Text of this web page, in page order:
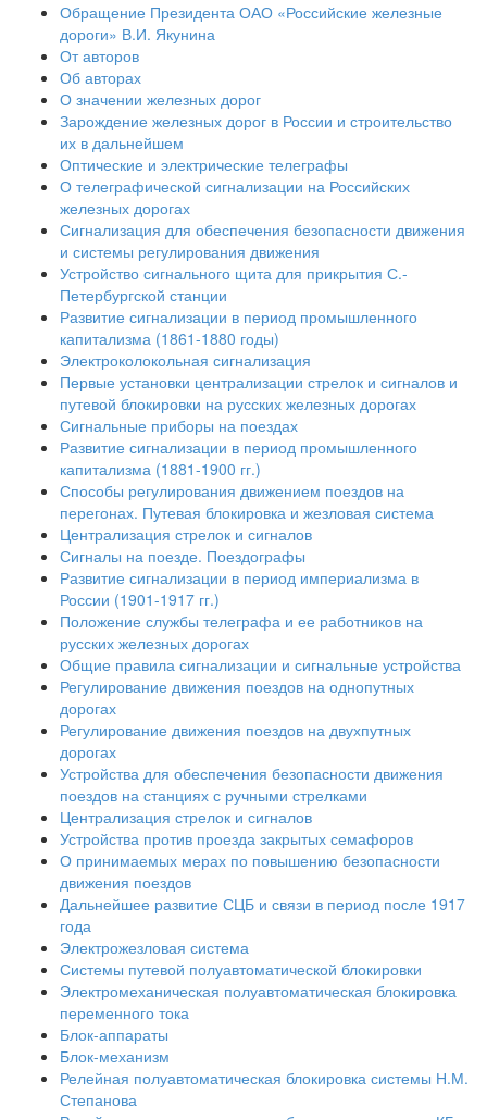
Обращение Президента ОАО «Российские железные
дороги» В.И. Якунина
От авторов
Об авторах
О значении железных дорог
Зарождение железных дорог в России и строительство
их в дальнейшем
Оптические и электрические телеграфы
О телеграфической сигнализации на Российских
железных дорогах
Сигнализация для обеспечения безопасности движения
и системы регулирования движения
Устройство сигнального щита для прикрытия С.-
Петербургской станции
Развитие сигнализации в период промышленного
капитализма (1861-1880 годы)
Электроколокольная сигнализация
Первые установки централизации стрелок и сигналов и
путевой блокировки на русских железных дорогах
Сигнальные приборы на поездах
Развитие сигнализации в период промышленного
капитализма (1881-1900 гг.)
Способы регулирования движением поездов на
перегонах. Путевая блокировка и жезловая система
Централизация стрелок и сигналов
Сигналы на поезде. Поездографы
Развитие сигнализации в период империализма в
России (1901-1917 гг.)
Положение службы телеграфа и ее работников на
русских железных дорогах
Общие правила сигнализации и сигнальные устройства
Регулирование движения поездов на однопутных
дорогах
Регулирование движения поездов на двухпутных
дорогах
Устройства для обеспечения безопасности движения
поездов на станциях с ручными стрелками
Централизация стрелок и сигналов
Устройства против проезда закрытых семафоров
О принимаемых мерах по повышению безопасности
движения поездов
Дальнейшее развитие СЦБ и связи в период после 1917
года
Электрожезловая система
Системы путевой полуавтоматической блокировки
Электромеханическая полуавтоматическая блокировка
переменного тока
Блок-аппараты
Блок-механизм
Релейная полуавтоматическая блокировка системы Н.М.
Степанова